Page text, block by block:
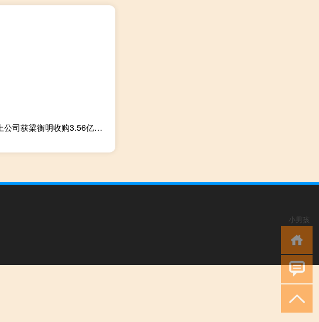
港股辰罡科技午后持续飙涨超200%消息面上公司获梁衡明收购3.56亿股股份及溢价65%提现金要约
小男孩